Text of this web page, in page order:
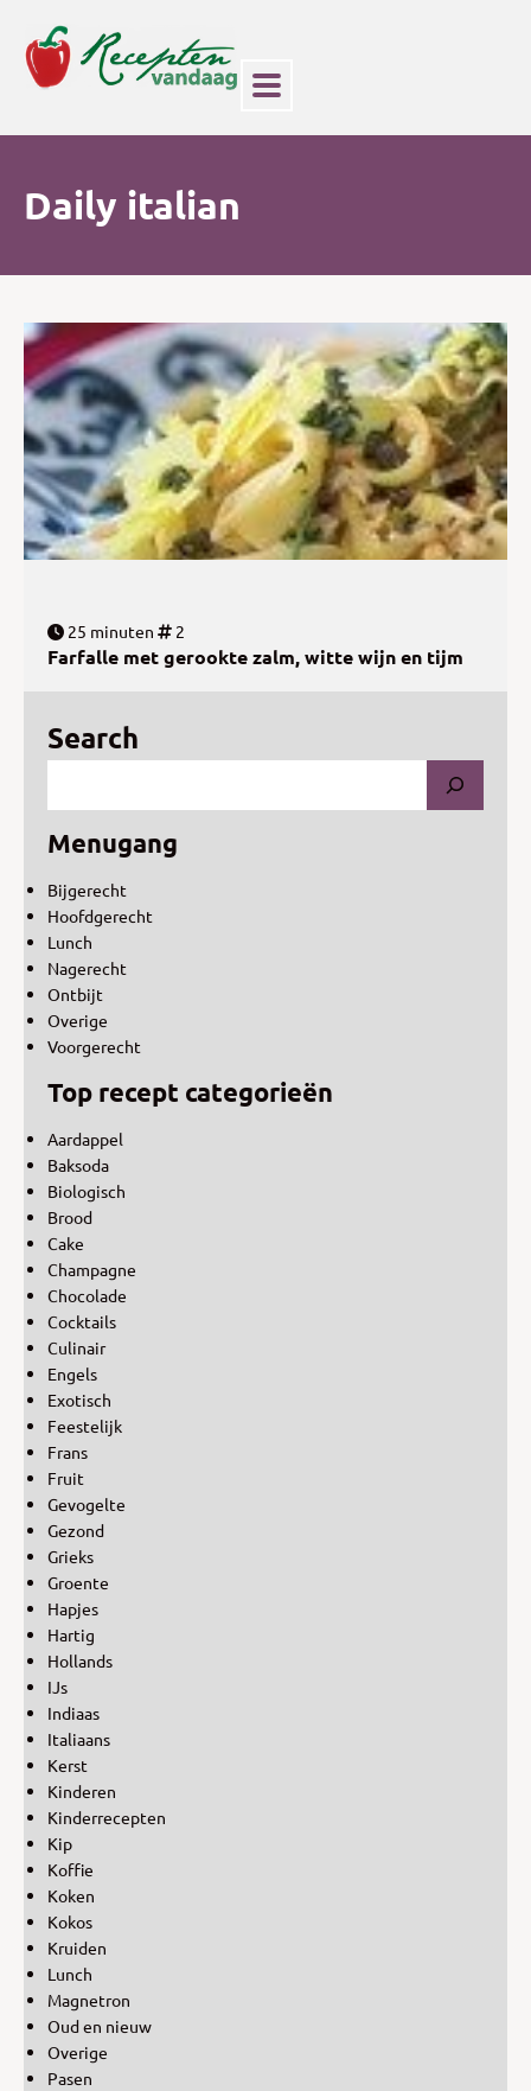
Daily italian
25 minuten 2
Farfalle met gerookte zalm, witte wijn en tijm
Search
Menugang
Bijgerecht
Hoofdgerecht
Lunch
Nagerecht
Ontbijt
Overige
Voorgerecht
Top recept categorieën
Aardappel
Baksoda
Biologisch
Brood
Cake
Champagne
Chocolade
Cocktails
Culinair
Engels
Exotisch
Feestelijk
Frans
Fruit
Gevogelte
Gezond
Grieks
Groente
Hapjes
Hartig
Hollands
IJs
Indiaas
Italiaans
Kerst
Kinderen
Kinderrecepten
Kip
Koffie
Koken
Kokos
Kruiden
Lunch
Magnetron
Oud en nieuw
Overige
Pasen